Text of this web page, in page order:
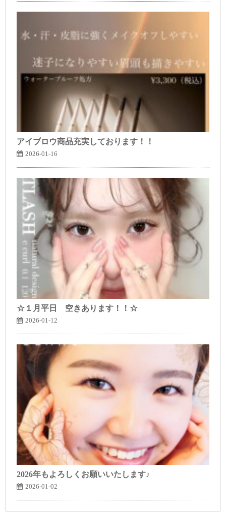
アイブロウ商品充実しております！！
2026-01-16
☆１月平日 空きあります！！☆
2026-01-12
2026年もよろしくお願いいたします♪
2026-01-02